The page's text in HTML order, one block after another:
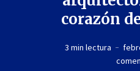
corazón
3 min lectura